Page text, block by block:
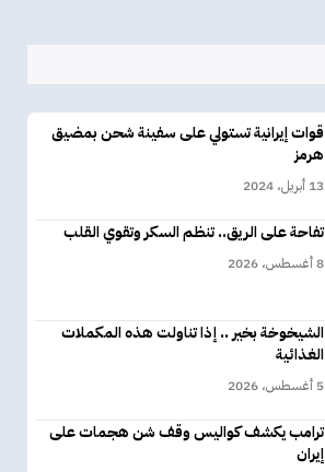
قوات إيرانية تستولي على سفينة شحن بمضيق
هرمز
13 أبريل، 2024
تفاحة على الريق.. تنظم السكر وتقوي القلب
8 أغسطس، 2026
الشيخوخة بخير .. إذا تناولت هذه المكملات
الغذائية
5 أغسطس، 2026
ترامب يكشف كواليس وقف شن هجمات على
إيران